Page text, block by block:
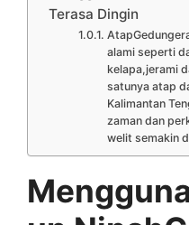
Terasa Dingin
alami seperti
kelapa,jerami
satunya atap
Kalimantan
zaman dan
welit semakin